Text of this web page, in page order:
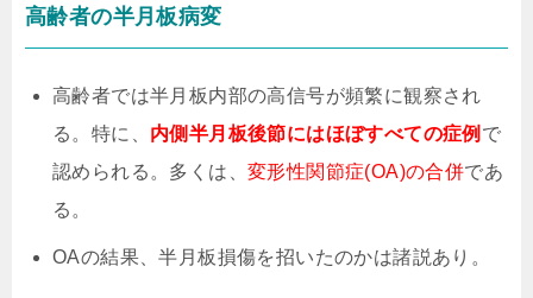
高齢者の半月板病変
高齢者では半月板内部の高信号が頻繁に観察され
る。特に、 内側半月板後節にはほぼすべての症例 で
認められる。多くは、 変形性関節症(OA)の合併であ
る。
OAの結果、半月板損傷を招いたのかは諸説あり。